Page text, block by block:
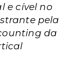
e cível no
pela
da